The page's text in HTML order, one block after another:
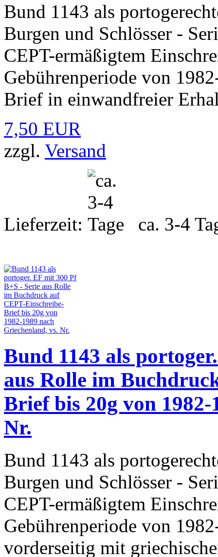
Bund 1143 als
Burgen und Schlösser -
CEPT-ermäßigtem
Gebührenperiode von
Brief in einwandfreier
7,50 EUR
zzgl. Versand
Lieferzeit: ca. 3-4
Bund 1143 als
aus Rolle im
Brief bis 20g von
Nr.
Bund 1143 als
Burgen und Schlösser -
CEPT-ermäßigtem
Gebührenperiode von
vorderseitig mit